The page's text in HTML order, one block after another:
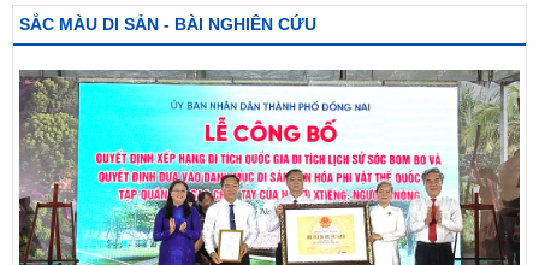
SẮC MÀU DI SẢN - BÀI NGHIÊN CỨU